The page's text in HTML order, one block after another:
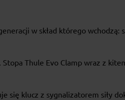
w skład którego
Thule Evo Clamp wraz z
się klucz z sygnalizatorem siły